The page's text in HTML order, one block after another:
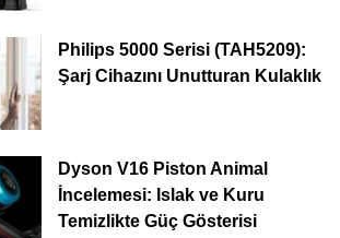
Philips 5000 Serisi (TAH5209):
Şarj Cihazını Unutturan Kulaklık
Dyson V16 Piston Animal
İncelemesi: Islak ve Kuru
Temizlikte Güç Gösterisi